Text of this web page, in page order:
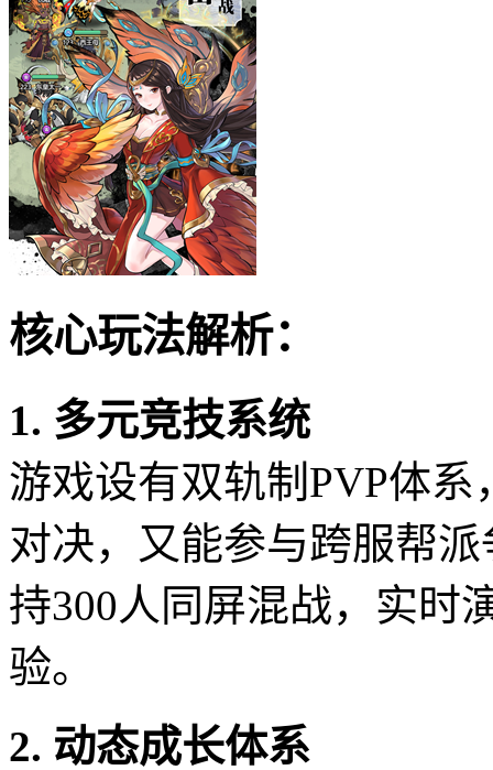
核心玩法解析：
1. 多元竞技系统
游戏设有双轨制PVP体
对决，又能参与跨服帮
持300人同屏混战，实时
验。
2. 动态成长体系